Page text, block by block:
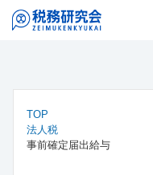
TOP
法人税
事前確定届出給与